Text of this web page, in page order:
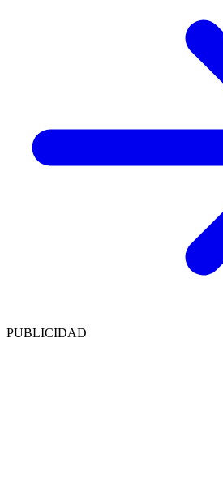
PUBLICIDAD